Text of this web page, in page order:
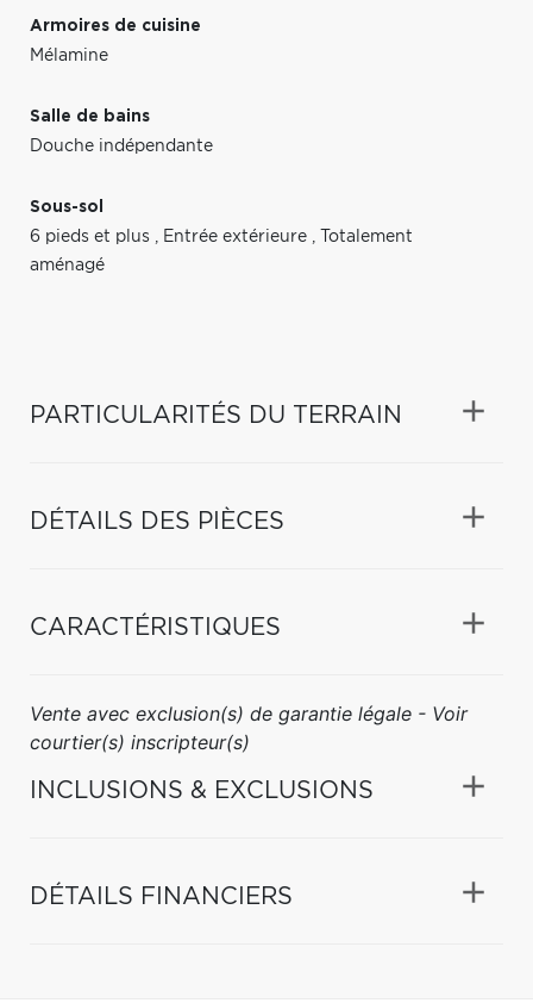
Armoires de cuisine
Mélamine
Salle de bains
Douche indépendante
Sous-sol
6 pieds et plus , Entrée extérieure ,
Totalement
aménagé
PARTICULARITÉS DU TERRAIN
DÉTAILS DES PIÈCES
CARACTÉRISTIQUES
Vente avec exclusion(s) de garantie légale - Voir
courtier(s) inscripteur(s)
INCLUSIONS & EXCLUSIONS
DÉTAILS FINANCIERS